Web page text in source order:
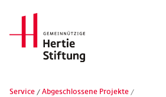
Hertie Stiftung Logo
Service
Abgeschlossene Projekte